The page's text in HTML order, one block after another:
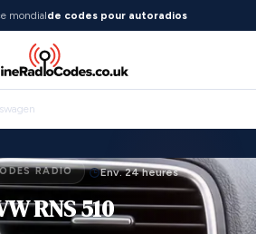
mondialde codes pour autoradios
RADIO Env. 24 heures
RNS 510